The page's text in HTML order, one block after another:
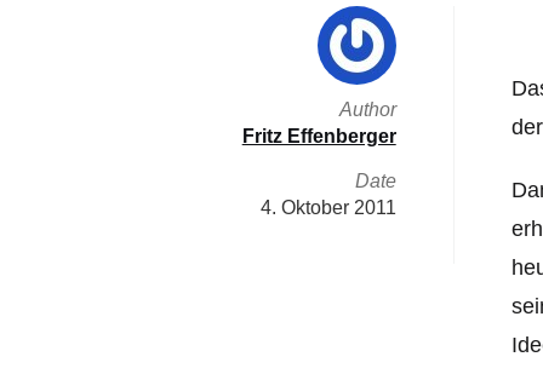
Author
Fritz Effenberger
Date
4. Oktober 2011